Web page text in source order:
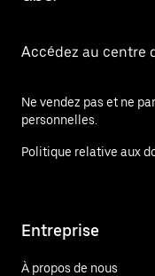
Accédez au centre
Ne vendez pas et ne
personnelles.
Politique relative aux
Entreprise
À propos de nous